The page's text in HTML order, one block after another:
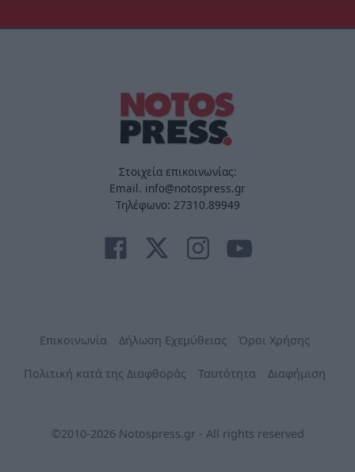
Στοιχεία επικοινωνίας:
Email. info@notospress.gr
Τηλέφωνο: 27310.89949
Επικοινωνία Δήλωση Εχεμύθειας Όροι Χρήσης
Πολιτική κατά της Διαφθοράς Ταυτότητα Διαφήμιση
©2010-2026 Notospress.gr - All rights reserved